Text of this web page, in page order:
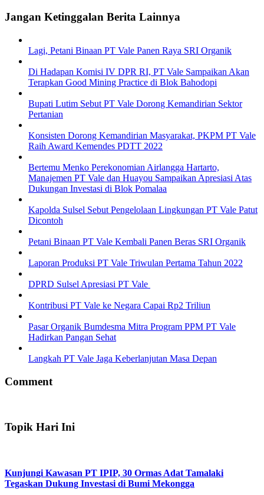
Jangan Ketinggalan Berita Lainnya
Lagi, Petani Binaan PT Vale Panen Raya SRI Organik
Di Hadapan Komisi IV DPR RI, PT Vale Sampaikan Akan
Terapkan Good Mining Practice di Blok Bahodopi
Bupati Lutim Sebut PT Vale Dorong Kemandirian Sektor
Pertanian
Konsisten Dorong Kemandirian Masyarakat, PKPM PT Vale
Raih Award Kemendes PDTT 2022
Bertemu Menko Perekonomian Airlangga Hartarto,
Manajemen PT Vale dan Huayou Sampaikan Apresiasi Atas
Dukungan Investasi di Blok Pomalaa
Kapolda Sulsel Sebut Pengelolaan Lingkungan PT Vale Patut
Dicontoh
Petani Binaan PT Vale Kembali Panen Beras SRI Organik
Laporan Produksi PT Vale Triwulan Pertama Tahun 2022
DPRD Sulsel Apresiasi PT Vale
Kontribusi PT Vale ke Negara Capai Rp2 Triliun
Pasar Organik Bumdesma Mitra Program PPM PT Vale
Hadirkan Pangan Sehat
Langkah PT Vale Jaga Keberlanjutan Masa Depan
Comment
Topik Hari Ini
Kunjungi Kawasan PT IPIP, 30 Ormas Adat Tamalaki
Tegaskan Dukung Investasi di Bumi Mekongga